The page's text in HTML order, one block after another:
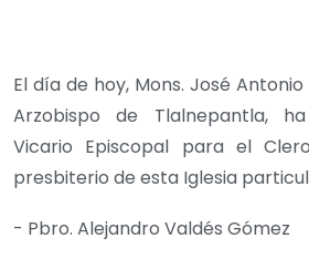
El día de hoy, Mons. José
Arzobispo de Tlalnepantla,
Vicario Episcopal para el
presbiterio de esta Iglesia
- Pbro. Alejandro Valdés Gómez